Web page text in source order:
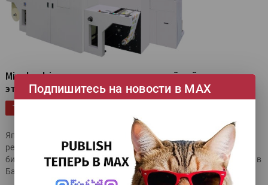
Miyakoshi покажет прототип струйной
этикеточной ЦПМ
ТЕГИ
Цифровая этикетка |
Японская Miyakoshi Printing Machinery представит свои
решения под слоганом «Внедрите новую этикетку в свой
бизнес» на выставке Labelexpo Europe 2025, которая пройдет в
Барселоне (Испания) с 16 по 19 сентября 2025 года.
Подпишитесь на новости в МАХ